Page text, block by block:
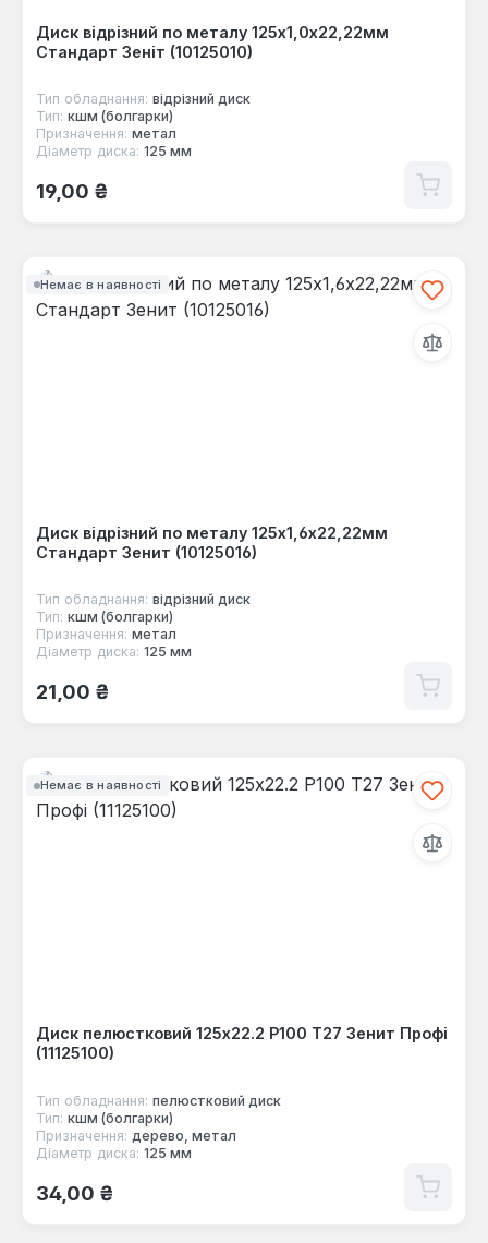
Диск відрізний по металу 125х1,0х22,22мм
Стандарт Зеніт (10125010)
Тип обладнання: відрізний диск
Тип: кшм (болгарки)
Призначення: метал
Діаметр диска: 125 мм
Звичайна ціна:
19,00 ₴
Немає в наявності
Диск відрізний по металу 125х1,6х22,22мм
Стандарт Зенит (10125016)
Тип обладнання: відрізний диск
Тип: кшм (болгарки)
Призначення: метал
Діаметр диска: 125 мм
Звичайна ціна:
21,00 ₴
Немає в наявності
Диск пелюстковий 125x22.2 Р100 Т27 Зенит Профі
(11125100)
Тип обладнання: пелюстковий диск
Тип: кшм (болгарки)
Призначення: дерево, метал
Діаметр диска: 125 мм
Звичайна ціна:
34,00 ₴